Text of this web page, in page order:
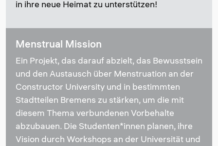
in ihre neue Heimat zu unterstützen!
Menstrual Mission
Ein Projekt, das darauf abzielt, das Bewusstsein
und den Austausch über Menstruation an der
Constructor University und in bestimmten
Stadtteilen Bremens zu stärken, um die mit
diesem Thema verbundenen Vorbehalte
abzubauen. Die Studenten*innen planen, ihre
Vision durch Workshops an der Universität und